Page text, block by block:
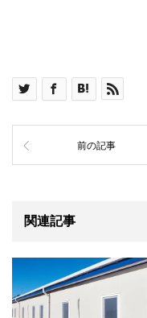
前の記事
関連記事